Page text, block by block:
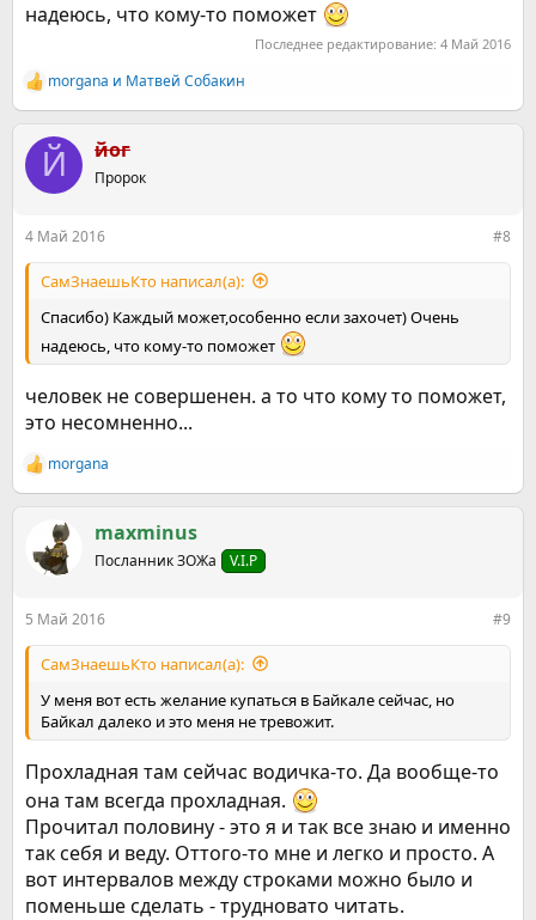
надеюсь, что кому-то поможет
Последнее редактирование: 4 Май 2016
Р
е
к
ц
и
morgana и Матвей Собакин
Й йог
Пророк
4 Май 2016 #8
СамЗнаешьКто написал(а):
Спасибо) Каждый может,особенно если захочет) Очень
надеюсь, что кому-то поможет
человек не совершенен. а то что кому то поможет,
это несомненно...
Р
е
ц
morgana
maxminus
Посланник ЗОЖа V.I.P
5 Май 2016 #9
СамЗнаешьКто написал(а):
У меня вот есть желание купаться в Байкале сейчас, но
Байкал далеко и это меня не тревожит.
Прохладная там сейчас водичка-то. Да вообще-то
она там всегда прохладная.
Прочитал половину - это я и так все знаю и именно
так себя и веду. Оттого-то мне и легко и просто. А
вот интервалов между строками можно было и
поменьше сделать - трудновато читать.